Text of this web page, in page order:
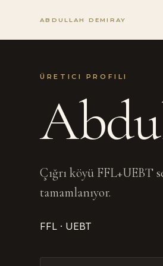
ABDULLAH DEMIRAY
ÜRETICI PROFILI
Çığrı köyü FFL+UEBT
tamamlanıyor.
FFL · UEBT